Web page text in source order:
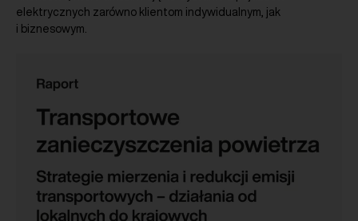
elektrycznych zarówno klientom indywidualnym, jak
i biznesowym.